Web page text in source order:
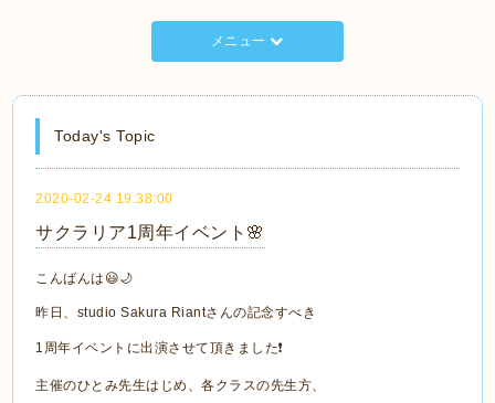
メニュー
Today's Topic
2020-02-24 19:38:00
サクラリア1周年イベント🌸
こんばんは😃🌙
昨日、studio Sakura Riantさんの記念すべき
1周年イベントに出演させて頂きました❗️
主催のひとみ先生はじめ、各クラスの先生方、